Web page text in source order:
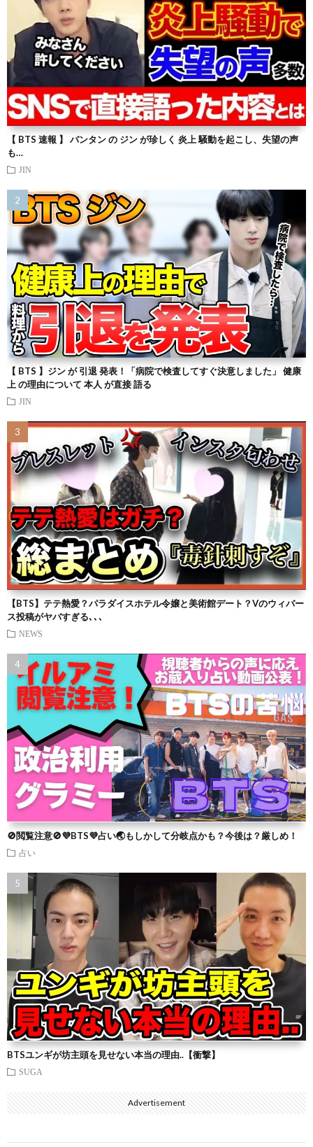
【 BTS 速報 】 バンタン の ジン が珍しく 炎上 騒動を起こし、失望の声
も…
JIN
【 BTS 】ジン が 引退 発表！「病院で検査してすぐ決意しました」 健康
上 の理由について 本人 が直接 語る
JIN
【BTS】テテ熱愛？パラダイスホテル令嬢と美術館デート？Vのウィバー
ス投稿がヤバすぎる､､､
NEWS
🚫閲覧注意🚫💜BTS💜占い🌏もしかして分岐点かも？今後は？厳しめ！
占い
BTSユンギが坊主頭を見せない本当の理由..【衝撃】
SUGA
Advertisement